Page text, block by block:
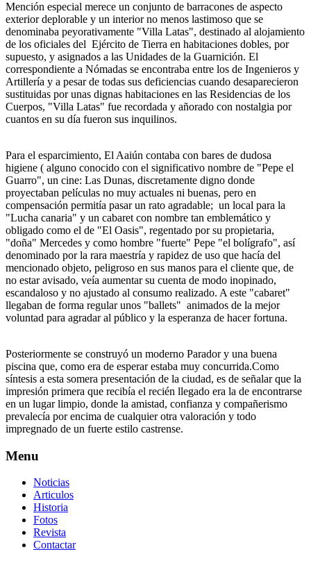
Mención especial merece un conjunto de barracones de aspecto
exterior deplorable y un interior no menos lastimoso que se
denominaba peyorativamente "Villa Latas", destinado al alojamiento
de los oficiales del Ejército de Tierra en habitaciones dobles, por
supuesto, y asignados a las Unidades de la Guarnición. El
correspondiente a Nómadas se encontraba entre los de Ingenieros y
Artillería y a pesar de todas sus deficiencias cuando desaparecieron
sustituidas por unas dignas habitaciones en las Residencias de los
Cuerpos, "Villa Latas" fue recordada y añorado con nostalgia por
cuantos en su día fueron sus inquilinos.
Para el esparcimiento, El Aaiún contaba con bares de dudosa
higiene ( alguno conocido con el significativo nombre de "Pepe el
Guarro", un cine: Las Dunas, discretamente digno donde
proyectaban películas no muy actuales ni buenas, pero en
compensación permitía pasar un rato agradable; un local para la
"Lucha canaria" y un cabaret con nombre tan emblemático y
obligado como el de "El Oasis", regentado por su propietaria,
"doña" Mercedes y como hombre "fuerte" Pepe "el bolígrafo", así
denominado por la rara maestría y rapidez de uso que hacía del
mencionado objeto, peligroso en sus manos para el cliente que, de
no estar avisado, veía aumentar su cuenta de modo inopinado,
escandaloso y no ajustado al consumo realizado. A este "cabaret"
llegaban de forma regular unos "ballets" animados de la mejor
voluntad para agradar al público y la esperanza de hacer fortuna.
Posteriormente se construyó un moderno Parador y una buena
piscina que, como era de esperar estaba muy concurrida.Como
síntesis a esta somera presentación de la ciudad, es de señalar que la
impresión primera que recibía el recién llegado era la de encontrarse
en un lugar limpio, donde la amistad, confianza y compañerismo
prevalecía por encima de cualquier otra valoración y todo
impregnado de un fuerte estilo castrense.
Menu
Noticias
Articulos
Historia
Fotos
Revista
Contactar